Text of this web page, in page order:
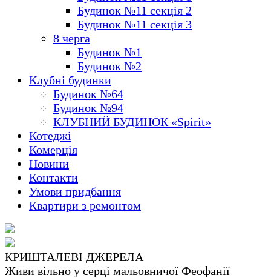
Будинок №11 секція 2
Будинок №11 секція 3
8 черга
Будинок №1
Будинок №2
Клубні будинки
Будинок №64
Будинок №94
КЛУБНИЙ БУДИНОК «Spirit»
Котеджі
Комерція
Новини
Контакти
Умови придбання
Квартири з ремонтом
КРИШТАЛЕВІ ДЖЕРЕЛА
Живи вільно у серці мальовничої Феофанії